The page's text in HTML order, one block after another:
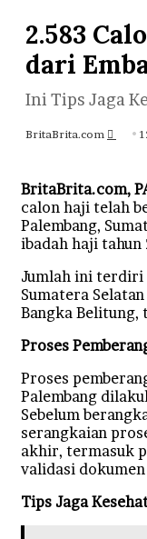
2.583
dari
Ini Tips Jaga
BritaBrita.com
Send
BritaBrita.com,
calon haji telah
Palembang,
ibadah haji tahun
Jumlah ini terdiri
Sumatera
Bangka Belitung,
Proses
Proses
Palembang
Sebelum
serangkaian
akhir, termasuk
validasi
Tips Jaga